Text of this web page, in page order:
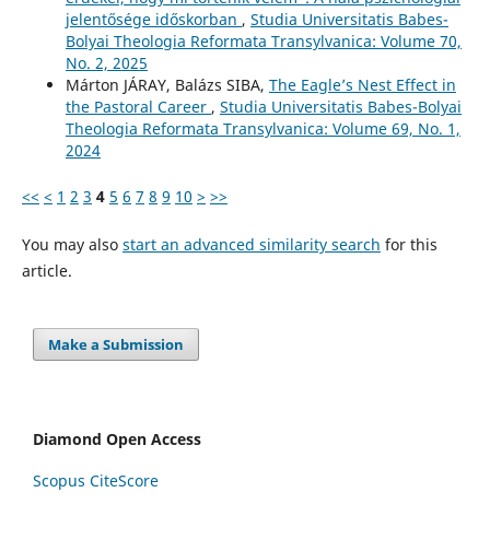
jelentősége időskorban , Studia Universitatis Babes-
Bolyai Theologia Reformata Transylvanica: Volume 70,
No. 2, 2025
Márton JÁRAY, Balázs SIBA, The Eagle’s Nest Effect in
the Pastoral Career , Studia Universitatis Babes-Bolyai
Theologia Reformata Transylvanica: Volume 69, No. 1,
2024
<< < 1 2 3 4 5 6 7 8 9 10 > >>
You may also start an advanced similarity search for this
article.
Make a Submission
Diamond Open Access
Scopus CiteScore